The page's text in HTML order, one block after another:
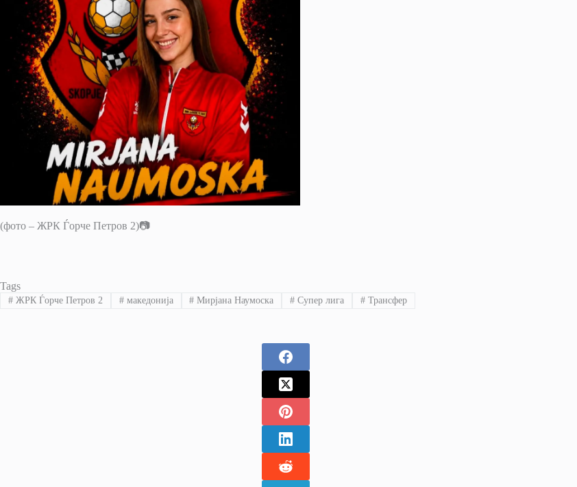
(фото – ЖРК Ѓорче Петров 2)📷
Tags
#ЖРК Ѓорче Петров 2 #македонија # Мирјана Наумоска # Супер лига # Трансфер